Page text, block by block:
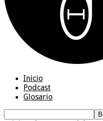
Inicio
Podcast
Glosario